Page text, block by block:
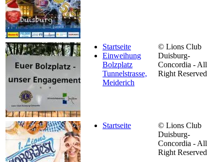
Startseite
Einweihung
Bolzplatz
Tunnelstrasse,
Meiderich
© Lions Club
Duisburg-
Concordia - All
Right Reserved
Startseite
© Lions Club
Duisburg-
Concordia - All
Right Reserved